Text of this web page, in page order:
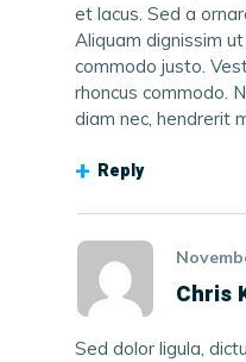
et lacus. Sed a
Aliquam dignissim
commodo justo.
rhoncus commodo.
diam nec, hendrerit
Reply
Chris
Sed dolor ligula,